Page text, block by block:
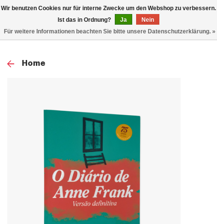
0
Home
Wir benutzen Cookies nur für interne Zwecke um den Webshop zu verbessern.
Ist das in Ordnung?
Ja
Nein
Für weitere Informationen beachten Sie bitte unsere Datenschutzerklärung. »